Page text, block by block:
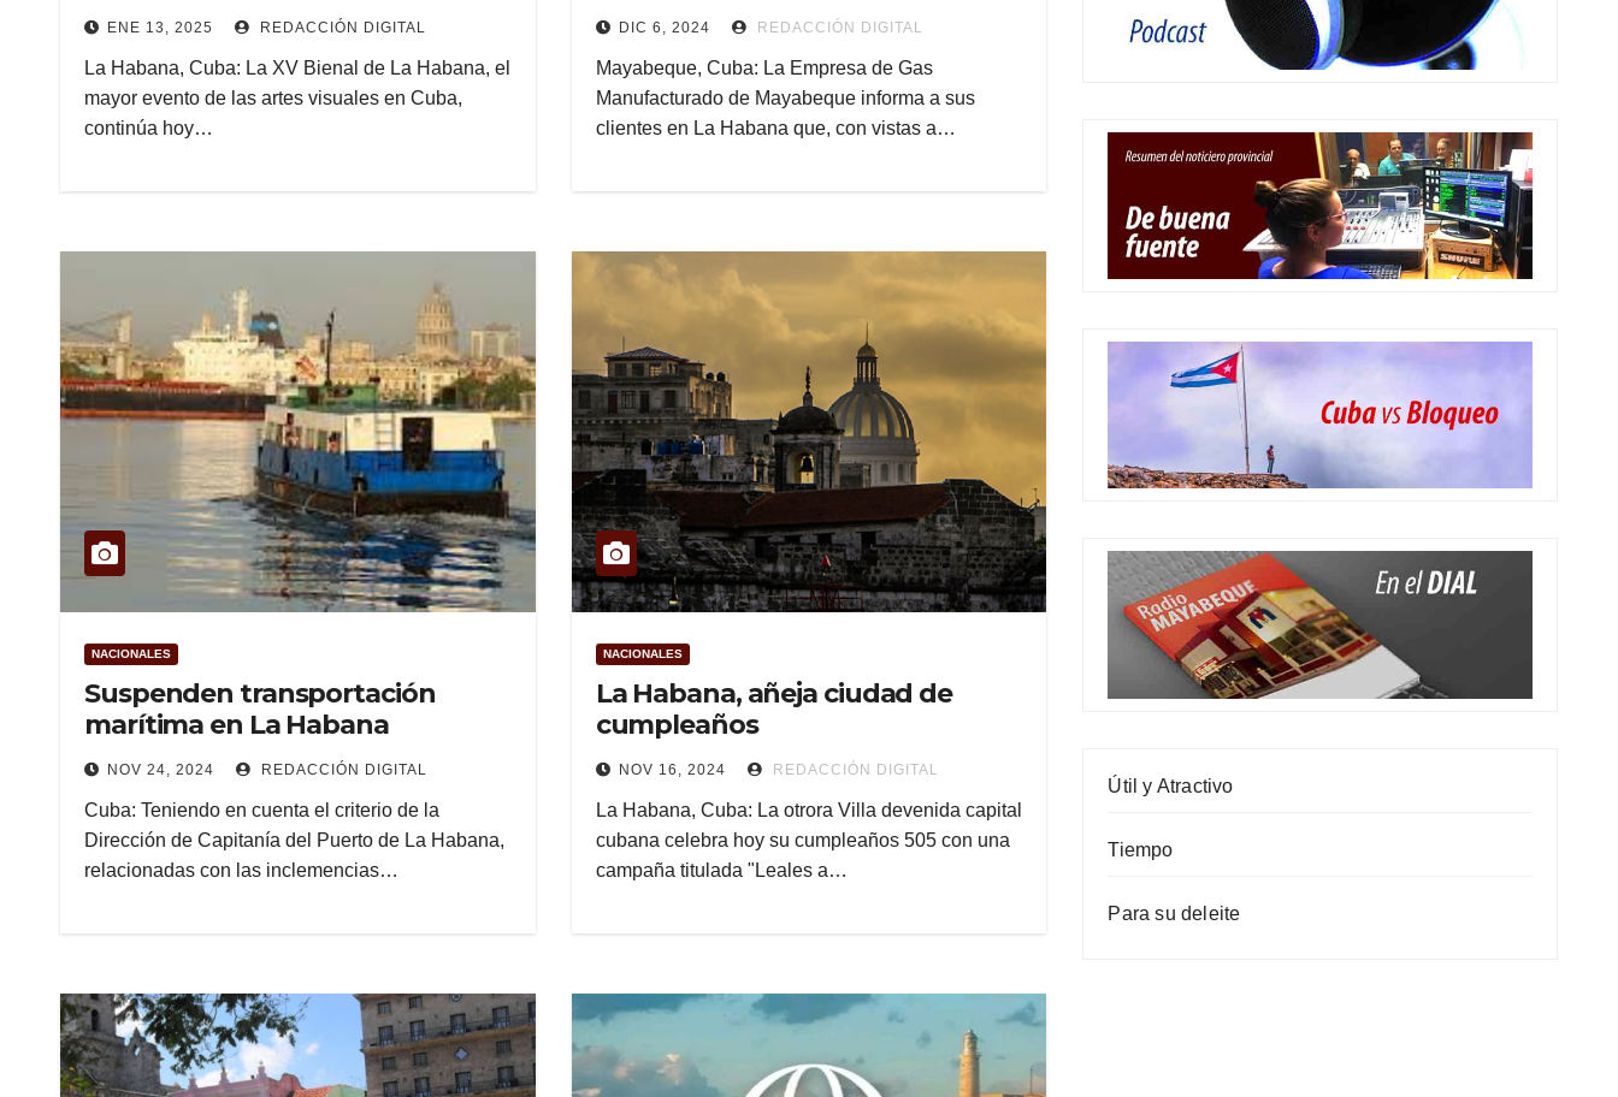
ENE 13, 2025 REDACCIÓN DIGITAL
La Habana, Cuba: La XV Bienal de La Habana, el
mayor evento de las artes visuales en Cuba,
continúa hoy…
DIC 6, 2024 REDACCIÓN DIGITAL
Mayabeque, Cuba: La Empresa de Gas
Manufacturado de Mayabeque informa a sus
clientes en La Habana que, con vistas a…
NACIONALES
Suspenden transportación
marítima en La Habana
NOV 24, 2024 REDACCIÓN DIGITAL
Cuba: Teniendo en cuenta el criterio de la
Dirección de Capitanía del Puerto de La Habana,
relacionadas con las inclemencias…
NACIONALES
La Habana, añeja ciudad de
cumpleaños
NOV 16, 2024 REDACCIÓN DIGITAL
La Habana, Cuba: La otrora Villa devenida capital
cubana celebra hoy su cumpleaños 505 con una
campaña titulada "Leales a…
Útil y Atractivo
Tiempo
Para su deleite